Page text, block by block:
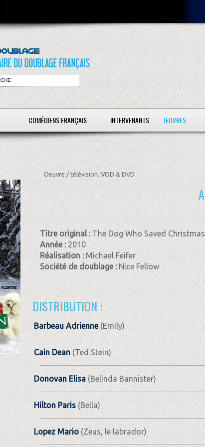
COMÉDIENS FRANÇAIS INTERVENANTS ŒUVRES
Oeuvre / télévision, VOD & DVD
Titre original :The Dog Who Saved
Année :2010
Réalisation :Michael Feifer
Société de doublage :Nice Fellow
DISTRIBUTION :
Barbeau Adrienne(Emily)
Cain Dean(Ted Stein)
Donovan Elisa(Belinda Bannister)
Hilton Paris (Bella)
Lopez Mario (Zeus, le labrador)